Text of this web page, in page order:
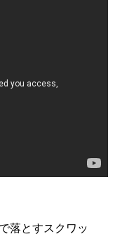
落とすスクワッ